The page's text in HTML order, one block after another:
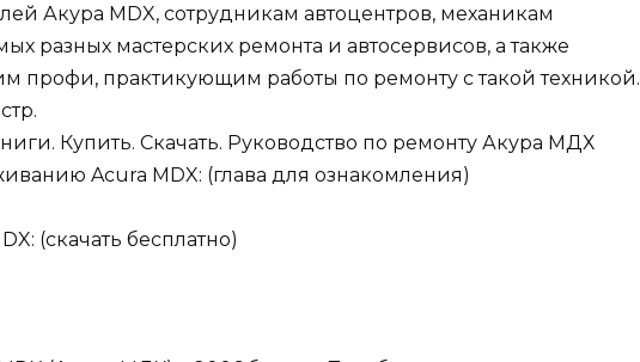
Акура MDX, сотрудникам автоцентров, механикам
разных мастерских ремонта и автосервисов, а также
профи, практикующим работы по ремонту с такой техникой.
Купить. Скачать. Руководство по ремонту Акура МДХ
Acura MDX: (глава для ознакомления)
(скачать бесплатно)